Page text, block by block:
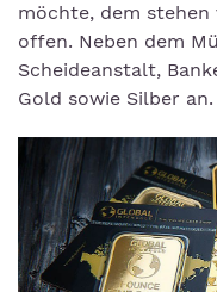
möchte, dem stehen
offen. Neben dem
Scheideanstalt,
Gold sowie Silber an.